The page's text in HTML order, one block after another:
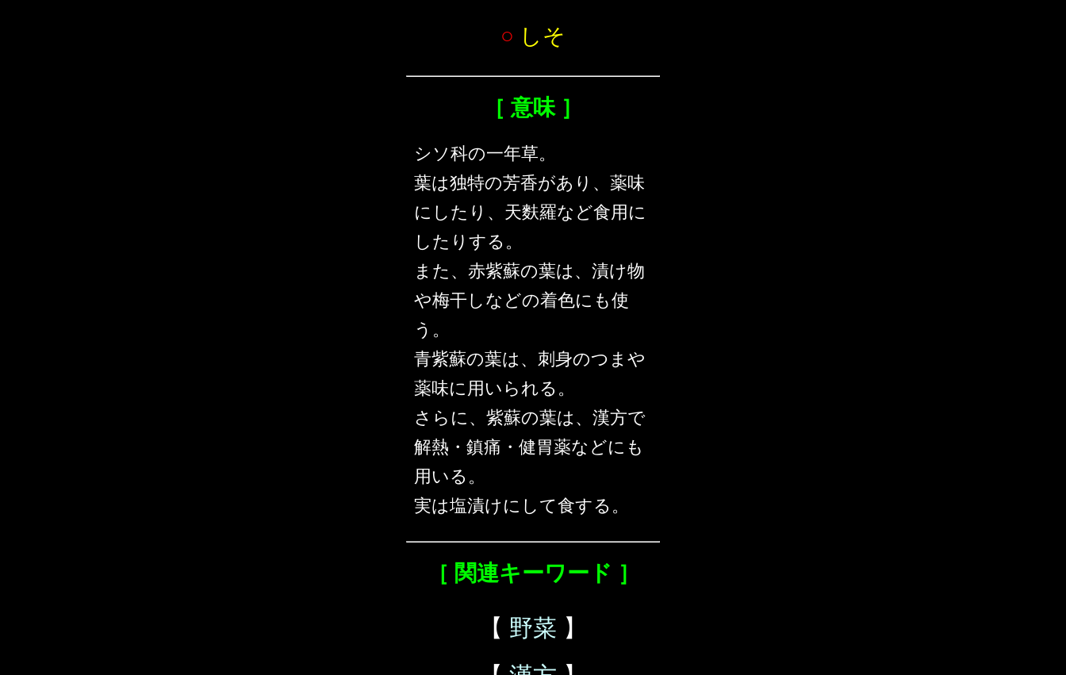
○ しそ
［ 意味 ］
シソ科の一年草。
葉は独特の芳香があり、薬味
にしたり、天麩羅など食用に
したりする。
また、赤紫蘇の葉は、漬け物
や梅干しなどの着色にも使
う。
青紫蘇の葉は、刺身のつまや
薬味に用いられる。
さらに、紫蘇の葉は、漢方で
解熱・鎮痛・健胃薬などにも
用いる。
実は塩漬けにして食する。
［ 関連キーワード ］
【 野菜 】